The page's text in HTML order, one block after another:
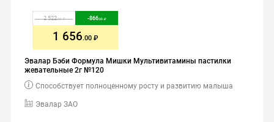
Эвалар Бэби Формула Мишки Мультивитамины пастилки
жевательные 2г №120
Эвалар ЗАО
Способствует полноценному росту и развитию малыша
2 522.00 -866.00
1 656.00